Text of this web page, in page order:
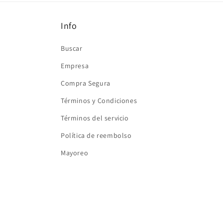
Info
Buscar
Empresa
Compra Segura
Términos y Condiciones
Términos del servicio
Política de reembolso
Mayoreo